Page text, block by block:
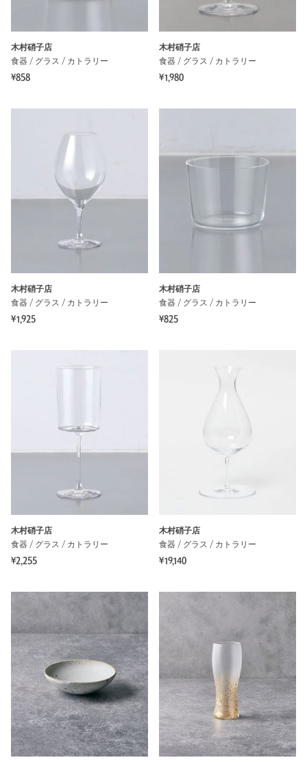
木村硝子店
食器 / グラス / カトラリー
¥858
木村硝子店
食器 / グラス / カトラリー
¥1,980
木村硝子店
食器 / グラス / カトラリー
¥1,925
木村硝子店
食器 / グラス / カトラリー
¥825
木村硝子店
食器 / グラス / カトラリー
¥2,255
木村硝子店
食器 / グラス / カトラリー
¥19,140